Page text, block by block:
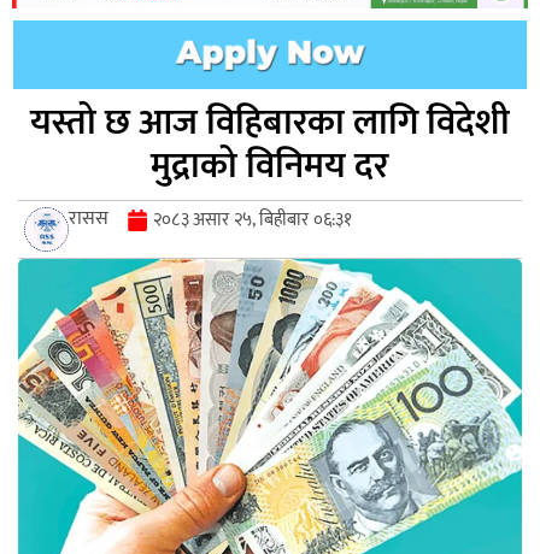
यस्तो छ आज विहिबारका लागि विदेशी
मुद्राको विनिमय दर
रासस २०८३ असार २५, बिहीबार ०६:३१